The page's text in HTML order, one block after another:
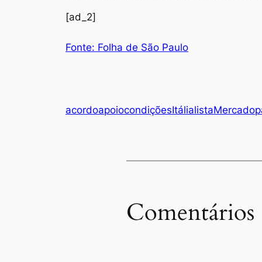
[ad_2]
Fonte: Folha de São Paulo
acordoapoiocondiçõesItálialistaMercado
Comentários